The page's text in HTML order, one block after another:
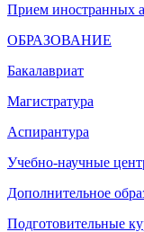
Прием иностранных
ОБРАЗОВАНИЕ
Бакалавриат
Магистратура
Аспирантура
Учебно-научные
Дополнительное
Подготовительные